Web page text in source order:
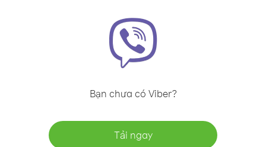
Bạn chưa có Viber?
Tải ngay